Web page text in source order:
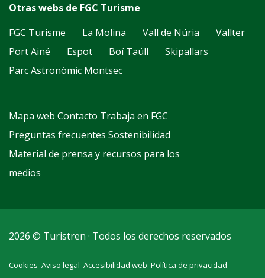
Otras webs de FGC Turisme
FGC Turisme
La Molina Vall de Núria
Vallter
Port Ainé
Espot Boí Taüll
Skipallars
Parc Astronòmic Montsec
Mapa web Contacto Trabaja en FGC
Preguntas frecuentes Sostenibilidad
Material de prensa y recursos para los
medios
2026 © Turistren · Todos los derechos reservados
Cookies Aviso legal Accesibilidad web Política de privacidad